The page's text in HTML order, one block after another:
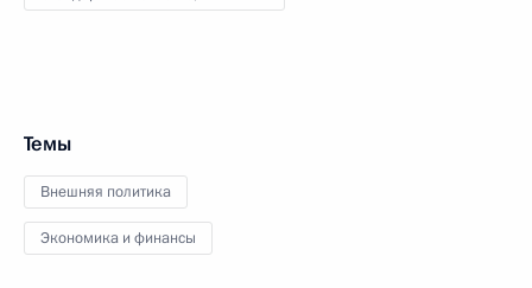
Темы
Внешняя политика
Экономика и финансы